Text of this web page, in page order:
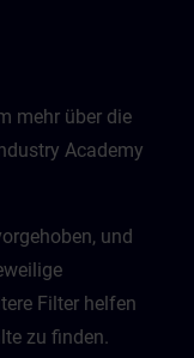
mehr über die
Academy
und
Filter helfen
zu finden.